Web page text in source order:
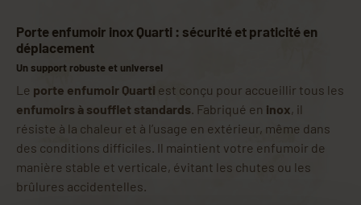
Porte enfumoir inox Quarti : sécurité et praticité en
déplacement
Un support robuste et universel
Le porte enfumoir Quarti est conçu pour accueillir tous les
enfumoirs à soufflet standards. Fabriqué en inox, il
résiste à la chaleur et à l’usage en extérieur, même dans
des conditions difficiles. Il maintient votre enfumoir de
manière stable et verticale, évitant les chutes ou les
brûlures accidentelles.